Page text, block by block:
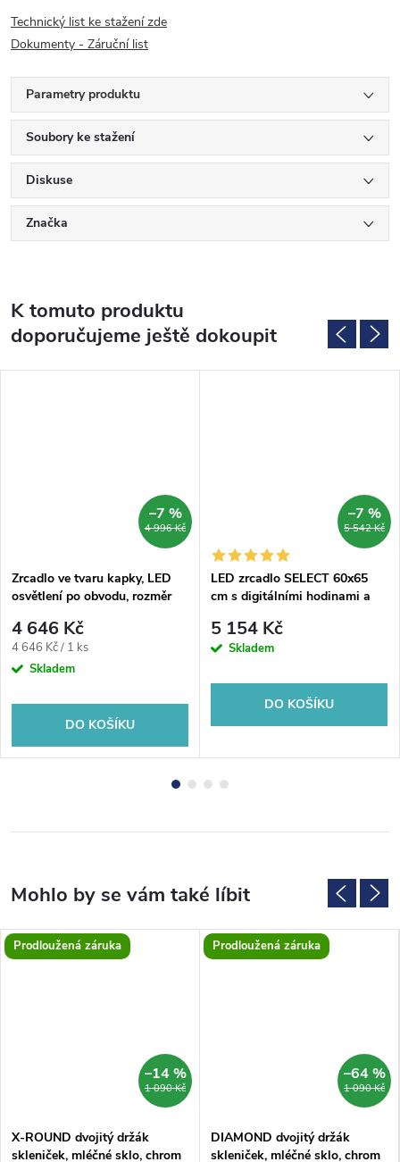
Technický list ke stažení zde
Dokumenty - Záruční list
Parametry produktu
Soubory ke stažení
Diskuse
Značka
K tomuto produktu
doporučujeme ještě dokoupit
4 996 Kč
–7 %
Zrcadlo ve tvaru kapky, LED
osvětlení po obvodu, rozměr
barva teploty světla
4 646 Kč
Měrná
cena:
4 646 Kč / 1 ks
Skladem
DO KOŠÍKU
5 542 Kč
–7 %
LED zrcadlo SELECT 60x65
cm s digitálními hodinami a
5 154 Kč
Skladem
DO KOŠÍKU
Prodloužená záruka
1 090 Kč
–14 %
X-ROUND dvojitý držák
skleniček, mléčné sklo, chrom
Prodloužená záruka
1 090 Kč
–64 %
DIAMOND dvojitý držák
skleniček, mléčné sklo, chrom